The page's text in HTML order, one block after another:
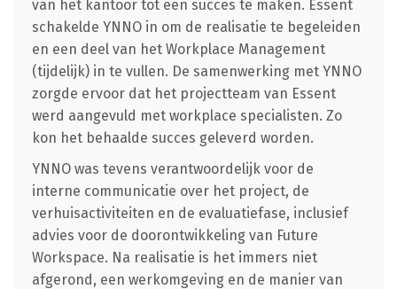
van het kantoor tot een succes te maken. Essent
schakelde YNNO in om de realisatie te begeleiden
en een deel van het Workplace Management
(tijdelijk) in te vullen. De samenwerking met YNNO
zorgde ervoor dat het projectteam van Essent
werd aangevuld met workplace specialisten. Zo
kon het behaalde succes geleverd worden.
YNNO was tevens verantwoordelijk voor de
interne communicatie over het project, de
verhuisactiviteiten en de evaluatiefase, inclusief
advies voor de doorontwikkeling van Future
Workspace. Na realisatie is het immers niet
afgerond, een werkomgeving en de manier van